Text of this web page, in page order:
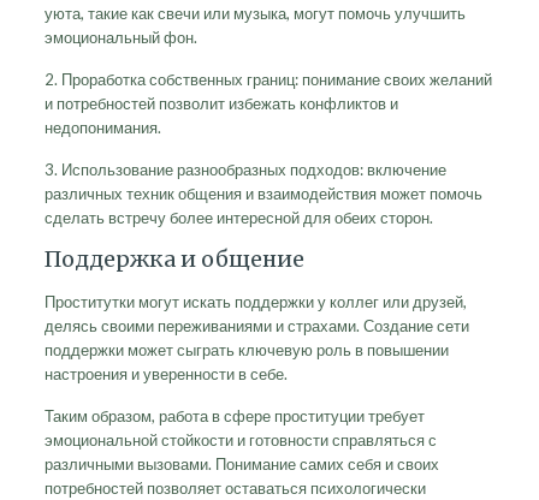
уюта, такие как свечи или музыка, могут помочь улучшить
эмоциональный фон.
2. Проработка собственных границ: понимание своих желаний
и потребностей позволит избежать конфликтов и
недопонимания.
3. Использование разнообразных подходов: включение
различных техник общения и взаимодействия может помочь
сделать встречу более интересной для обеих сторон.
Поддержка и общение
Проститутки могут искать поддержки у коллег или друзей,
делясь своими переживаниями и страхами. Создание сети
поддержки может сыграть ключевую роль в повышении
настроения и уверенности в себе.
Таким образом, работа в сфере проституции требует
эмоциональной стойкости и готовности справляться с
различными вызовами. Понимание самих себя и своих
потребностей позволяет оставаться психологически